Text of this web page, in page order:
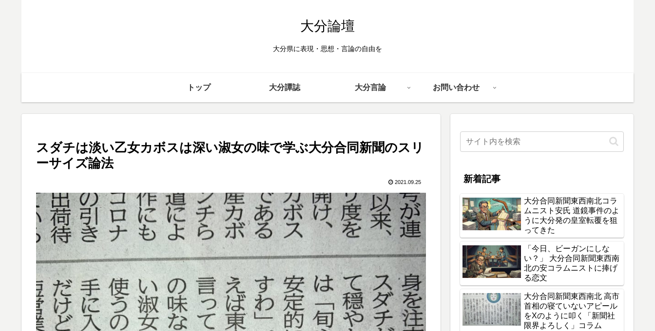
大分論壇
大分県に表現・思想・言論の自由を
トップ 大分譚誌 大分言論 お問い合わせ
スダチは淡い乙女カボスは深い淑女の味で学ぶ大分合同新聞のスリ
ーサイズ論法
2021.09.25 新着記事
大分合同新聞東西南北コラ
ムニスト安氏 道鏡事件のよ
うに大分発の皇室転覆を狙
ってきた
「今日、ビーガンにしな
い？」 大分合同新聞東西南
北の安コラムニストに捧げ
る恋文
大分合同新聞東西南北 高市
首相の寝ていないアピール
をXのように叩く「新聞社
限界よろしく」コラム